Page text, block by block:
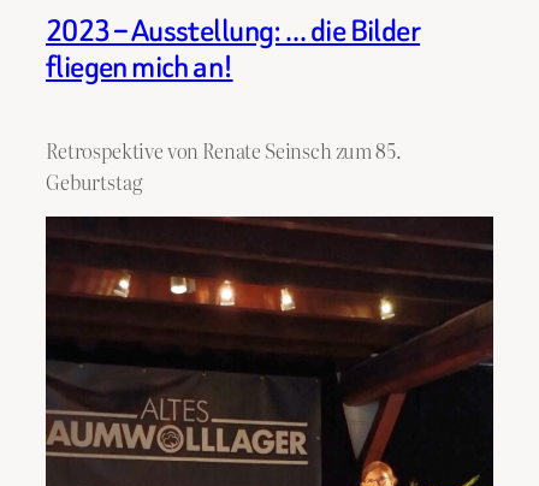
2023 – Ausstellung: … die Bilder
fliegen mich an!
Retrospektive von Renate Seinsch zum 85.
Geburtstag